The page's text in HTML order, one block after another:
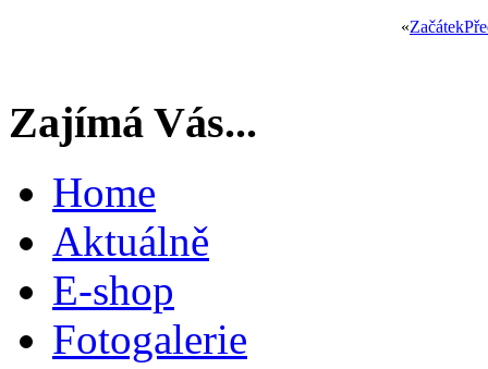
«Začátek
Zajímá Vás...
Home
Aktuálně
E-shop
Fotogalerie